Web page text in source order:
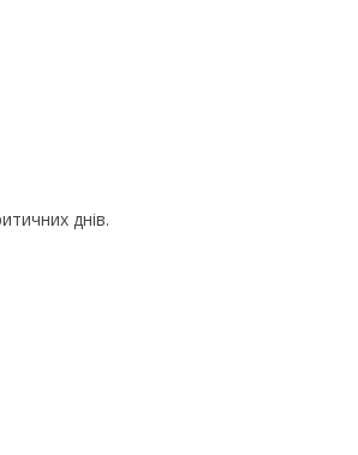
днів.